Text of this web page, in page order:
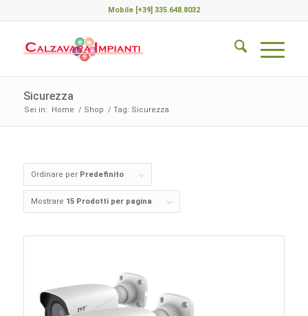
Mobile [+39] 335.648.8032
Sicurezza
Sei in: Home / Shop / Tag: Sicurezza
Ordinare per Predefinito
Mostrare 15 Prodotti per pagina